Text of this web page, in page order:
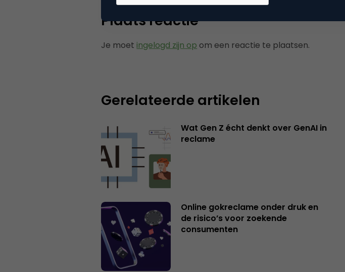
Plaats reactie
Je moet ingelogd zijn op om een reactie te plaatsen.
Gerelateerde artikelen
Wat Gen Z écht denkt over GenAI in
reclame
Online gokreclame onder druk en
de risico’s voor zoekende
consumenten